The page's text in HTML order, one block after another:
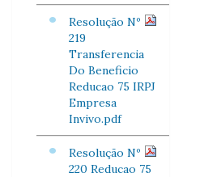
Resolução Nº
219
Transferencia
Do Beneficio
Reducao 75 IRPJ
Empresa
Invivo.pdf
Resolução Nº
220 Reducao 75